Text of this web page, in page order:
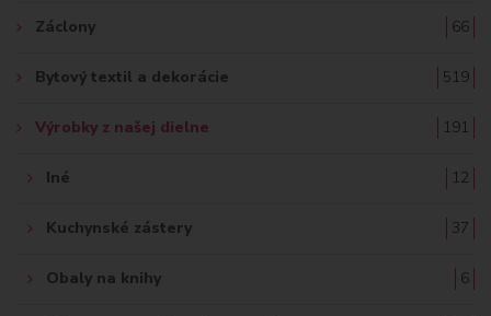
Záclony 66
Bytový textil a dekorácie 519
Výrobky z našej dielne 191
Iné 12
Kuchynské zástery 37
Obaly na knihy 6